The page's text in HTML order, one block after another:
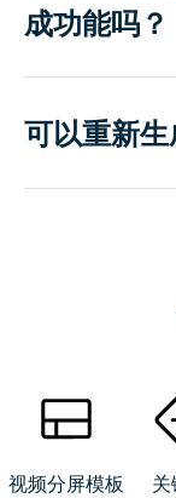
成功能吗？
可以重新生
视频分屏模板